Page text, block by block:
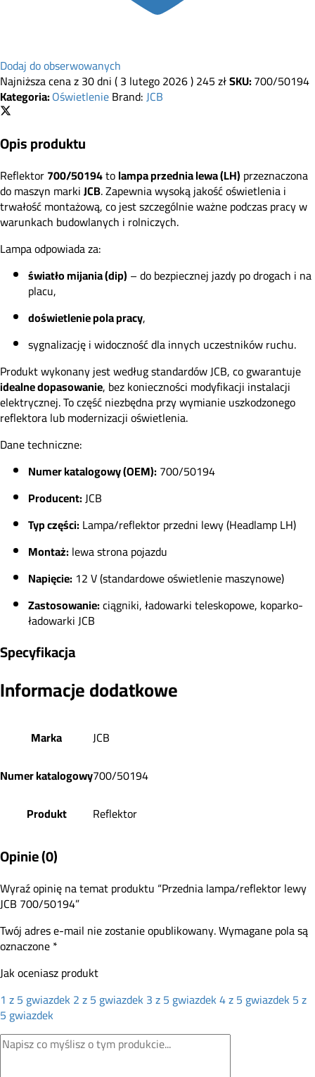
Dodaj do obserwowanych
Najniższa cena z 30 dni (3 lutego 2026)245złSKU:700/50194
Kategoria:OświetlenieBrand:JCB
Opis produktu
Reflektor700/50194tolampa przednia lewa (LH) przeznaczona
do maszyn markiJCB. Zapewnia wysoką jakość oświetlenia i
trwałość montażową, co jest szczególnie ważne podczas pracy w
warunkach budowlanych i rolniczych.
Lampa odpowiada za:
światło mijania (dip) – do bezpiecznej jazdy po drogach i na
placu,
doświetlenie pola pracy,
sygnalizację i widoczność dla innych uczestników ruchu.
Produkt wykonany jest według standardów JCB, co gwarantuje
idealne dopasowanie, bez konieczności modyfikacji instalacji
elektrycznej. To część niezbędna przy wymianie uszkodzonego
reflektora lub modernizacji oświetlenia.
Dane techniczne:
Numer katalogowy (OEM): 700/50194
Producent:JCB
Typ części: Lampa/reflektor przedni lewy (Headlamp LH)
Montaż: lewa strona pojazdu
Napięcie: 12 V (standardowe oświetlenie maszynowe)
Zastosowanie:ciągniki, ładowarki teleskopowe, koparko-
ładowarki JCB
Specyfikacja
Informacje dodatkowe
Marka
JCB
Numer katalogowy700/50194
Produkt
Reflektor
Opinie (0)
Wyraź opinię na temat produktu “Przednia lampa/reflektor lewy
JCB 700/50194”
Twój adres e-mail nie zostanie opublikowany.Wymagane pola są
oznaczone*
Jak oceniasz produkt
1 z 5 gwiazdek2 z 5 gwiazdek3 z 5 gwiazdek4 z 5 gwiazdek5 z
5 gwiazdek